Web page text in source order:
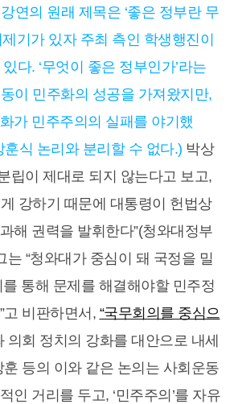
연의 원래 제목은 ‘좋은 정부란 무
제기가 있자 주최 측인 학생행진이
다. ‘무엇이 좋은 정부인가’라는
이 민주화의 성공을 가져왔지만,
가 민주주의의 실패를 야기했
훈식 논리와 분리할 수 없다.) 박상
립이 제대로 되지 않는다고 보고,
강하기 때문에 대통령이 헌법상
해 권력을 발휘한다”(청와대정부
는 “청와대가 중심이 돼 국정을 밀
통해 문제를 해결해야할 민주정
고 비판하면서, “국무회의를 중심으
의회 정치의 강화를 대안으로 내세
훈 등의 이와 같은 논의는 사회운동
인 거리를 두고, ‘민주주의’를 자유